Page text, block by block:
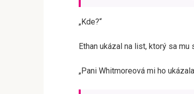
„Kde?“
Ethan ukázal na list, ktorý sa mu
„Pani Whitmoreová mi ho